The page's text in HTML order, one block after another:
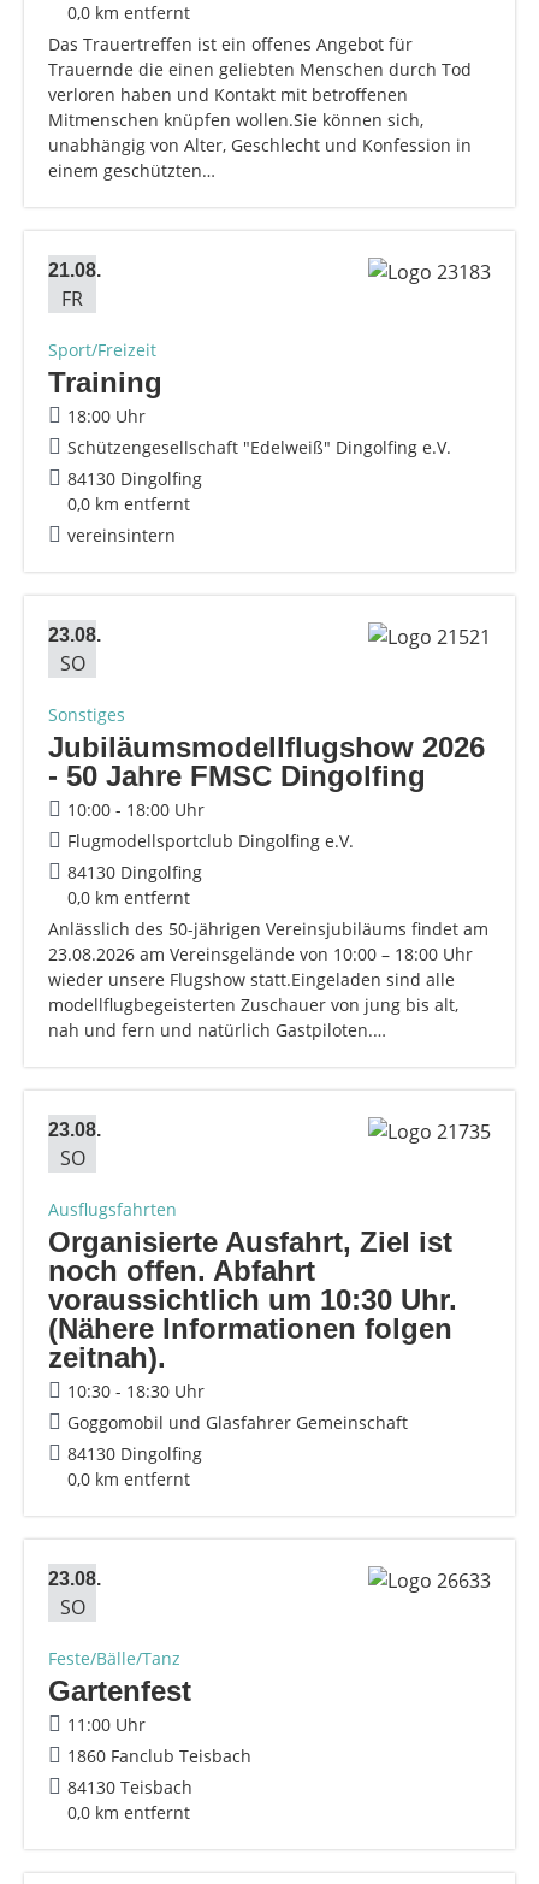
0,0 km entfernt
Das Trauertreffen ist ein offenes Angebot für
Trauernde die einen geliebten Menschen durch Tod
verloren haben und Kontakt mit betroffenen
Mitmenschen knüpfen wollen.Sie können sich,
unabhängig von Alter, Geschlecht und Konfession in
einem geschützten…
21.08.
FR
Sport/Freizeit
Training
18:00 Uhr
Schützengesellschaft "Edelweiß" Dingolfing e.V.
84130 Dingolfing
0,0 km entfernt
vereinsintern
23.08.
SO
Sonstiges
Jubiläumsmodellflugshow 2026
- 50 Jahre FMSC Dingolfing
10:00 - 18:00 Uhr
Flugmodellsportclub Dingolfing e.V.
84130 Dingolfing
0,0 km entfernt
Anlässlich des 50-jährigen Vereinsjubiläums findet am
23.08.2026 am Vereinsgelände von 10:00 – 18:00 Uhr
wieder unsere Flugshow statt.Eingeladen sind alle
modellflugbegeisterten Zuschauer von jung bis alt,
nah und fern und natürlich Gastpiloten.…
23.08.
SO
Ausflugsfahrten
Organisierte Ausfahrt, Ziel ist
noch offen. Abfahrt
voraussichtlich um 10:30 Uhr.
(Nähere Informationen folgen
zeitnah).
10:30 - 18:30 Uhr
Goggomobil und Glasfahrer Gemeinschaft
84130 Dingolfing
0,0 km entfernt
23.08.
SO
Feste/Bälle/Tanz
Gartenfest
11:00 Uhr
1860 Fanclub Teisbach
84130 Teisbach
0,0 km entfernt